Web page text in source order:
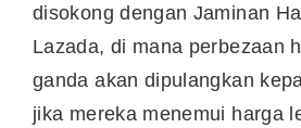
disokong dengan Jaminan
Lazada, di mana perbezaan
ganda akan dipulangkan
jika mereka menemui harga